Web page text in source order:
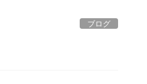
ブログ